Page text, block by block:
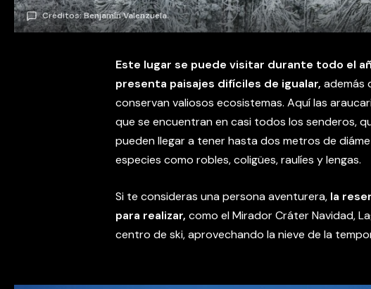
Créditos: Benjamín Valenzuela.
Este lugar se puede visitar durante todo el
presenta paisajes difíciles de igualar, además
conservan valiosos ecosistemas. Aquí las
que se encuentran en casi todos los senderos,
pueden llegar a tener hasta dos metros de
especies como robles, coligües, raulíes y lengas.
Si te consideras una persona aventurera, la
para realizar, como el Mirador Cráter Navidad,
centro de ski, aprovechando la nieve de la